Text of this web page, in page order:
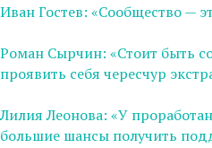
Иван Гостев: «Сообщество —
Роман Сырчин: «Стоит быть
проявить себя чересчур
Лилия Леонова: «У
большие шансы получить